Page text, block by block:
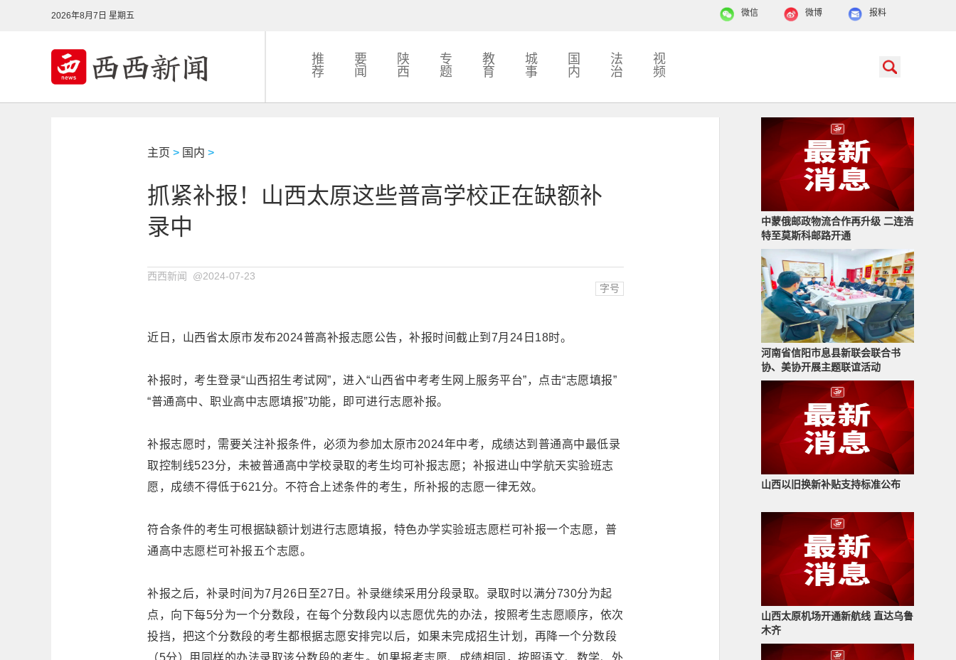
2026年8月7日 星期五 报料
微博
微信
推
荐
要
闻
陕
西
专
题
教
育
城
事
国
内
法
治
视
频
主页 > 国内 >
抓紧补报！山西太原这些普高学校正在缺额补
录中
西西新闻 @2024-07-23
字号
近日，山西省太原市发布2024普高补报志愿公告，补报时间截止到7月24日18时。
补报时，考生登录“山西招生考试网”，进入“山西省中考考生网上服务平台”，点击“志愿填报”
“普通高中、职业高中志愿填报”功能，即可进行志愿补报。
补报志愿时，需要关注补报条件，必须为参加太原市2024年中考，成绩达到普通高中最低录
取控制线523分，未被普通高中学校录取的考生均可补报志愿；补报进山中学航天实验班志
愿，成绩不得低于621分。不符合上述条件的考生，所补报的志愿一律无效。
符合条件的考生可根据缺额计划进行志愿填报，特色办学实验班志愿栏可补报一个志愿，普
通高中志愿栏可补报五个志愿。
补报之后，补录时间为7月26日至27日。补录继续采用分段录取。录取时以满分730分为起
点，向下每5分为一个分数段，在每个分数段内以志愿优先的办法，按照考生志愿顺序，依次
投挡，把这个分数段的考生都根据志愿安排完以后，如果未完成招生计划，再降一个分数段
（5分）用同样的办法录取该分数段的考生。如果报考志愿、成绩相同，按照语文、数学、外
中蒙俄邮政物流合作再升级 二连浩
特至莫斯科邮路开通
河南省信阳市息县新联会联合书
协、美协开展主题联谊活动
山西以旧换新补贴支持标准公布
山西太原机场开通新航线 直达乌鲁
木齐